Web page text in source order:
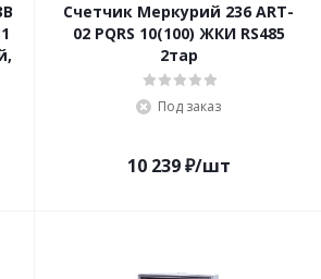
Счетчик Меркурий 236 ART-
02 PQRS 10(100) ЖКИ RS485
2тар
Под заказ
10 239₽/шт